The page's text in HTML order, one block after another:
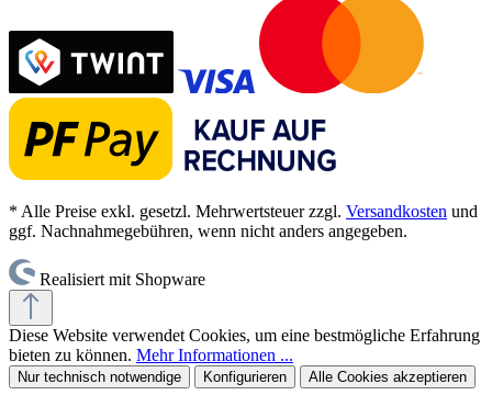
* Alle Preise exkl. gesetzl. Mehrwertsteuer zzgl. Versandkosten und
ggf. Nachnahmegebühren, wenn nicht anders angegeben.
Realisiert mit Shopware
Diese Website verwendet Cookies, um eine bestmögliche Erfahrung
bieten zu können. Mehr Informationen ...
Nur technisch notwendige Konfigurieren Alle Cookies akzeptieren